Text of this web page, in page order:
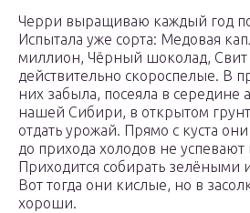
Черри выращиваю каждый год по
Испытала уже сорта: Медовая
миллион, Чёрный шоколад,
действительно скороспелые. В
них забыла, посеяла в середине
нашей Сибири, в открытом
отдать урожай. Прямо с куста
до прихода холодов не успевают
Приходится собирать зелёными
Вот тогда они кислые, но в
хороши.